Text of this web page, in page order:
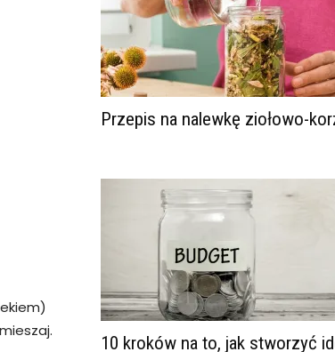
Przepis na nalewkę ziołowo-
10 kroków na to, jak stworzyć